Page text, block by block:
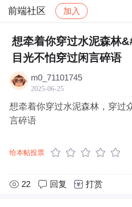
前端社区 加入
社区 前端社区 感慨
想牵着你穿过水泥森林
目光不怕穿过闲言碎语
m0_71101745
2025-06-25
想牵着你穿过水泥森林，穿过
言碎语
给本帖投票
22 回复 打赏